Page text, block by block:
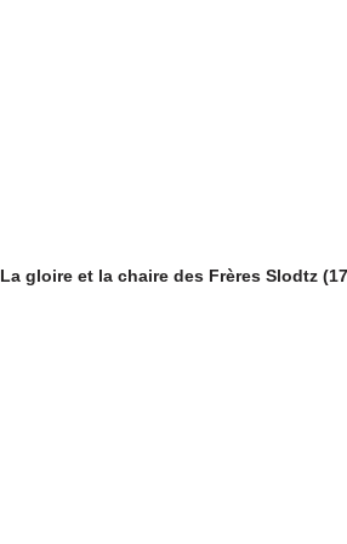
La gloire et la chaire des Frères Slodtz